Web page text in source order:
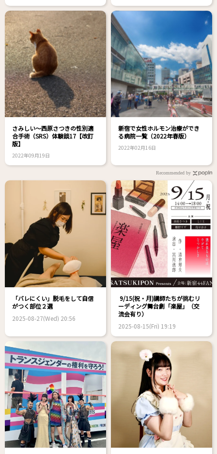
さみしい～西原さつきの性別適
合手術（SRS）体験談17【改訂
版】
2022年09月19日
新宿で女性ホルモン治療ができ
る病院一覧（2022年春版）
2022年02月16日
Recommended by
「バレにくい」脱毛をして自信
がつく部位２選
2025-08-27(Wed) 20:56
9/15(祝・月)講師たちが挑むリ
ーディング舞台劇「楽屋」（交
流会有り）
2025-08-15(Fri) 19:19